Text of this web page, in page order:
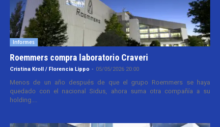
Informes
Roemmers compra laboratorio Craveri
Cristina Kroll / Florencia Lippo - 05/05/2026 20:00
Menos de un año después de que el grupo Roemmers se haya
quedado con el nacional Sidus, ahora suma otra compañía a su
holding....